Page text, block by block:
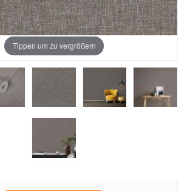
Tippen um zu vergrößern